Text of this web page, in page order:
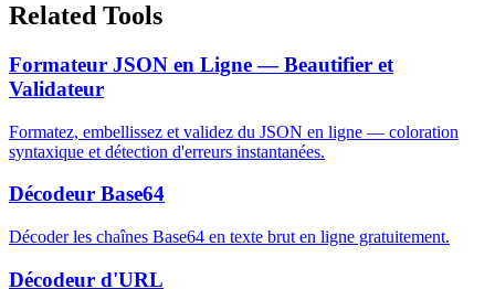
Related Tools
Formateur JSON en Ligne — Beautifier et
Validateur
Formatez, embellissez et validez du JSON en ligne — coloration
syntaxique et détection d'erreurs instantanées.
Décodeur Base64
Décoder les chaînes Base64 en texte brut en ligne gratuitement.
Décodeur d'URL